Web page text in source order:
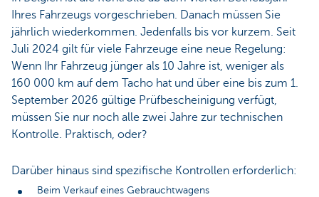
Ihres Fahrzeugs vorgeschrieben. Danach müssen Sie
jährlich wiederkommen. Jedenfalls bis vor kurzem. Seit
Juli 2024 gilt für viele Fahrzeuge eine neue Regelung:
Wenn Ihr Fahrzeug jünger als 10 Jahre ist, weniger als
160 000 km auf dem Tacho hat und über eine bis zum 1.
September 2026 gültige Prüfbescheinigung verfügt,
müssen Sie nur noch alle zwei Jahre zur technischen
Kontrolle. Praktisch, oder?
Darüber hinaus sind spezifische Kontrollen erforderlich:
Beim Verkauf eines Gebrauchtwagens